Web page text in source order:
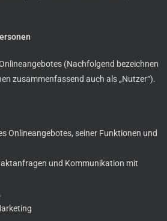
(Nachfolgend bezeichnen
zusammenfassend auch als „Nutzer“).
Onlineangebotes, seiner Funktionen und
und Kommunikation mit